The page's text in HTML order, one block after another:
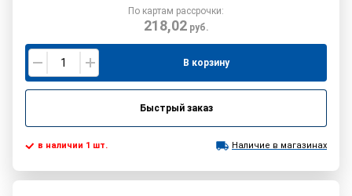
По картам рассрочки:
218,02руб.
В корзину
Быстрый заказ
в наличии 1 шт. Наличие в магазинах